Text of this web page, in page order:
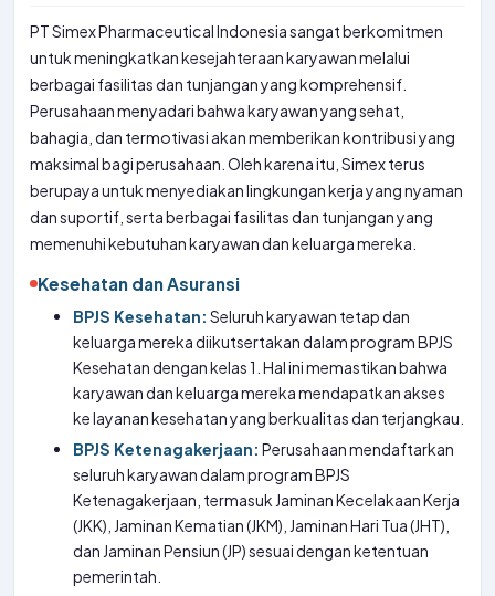
PT Simex Pharmaceutical Indonesia sangat berkomitmen
untuk meningkatkan kesejahteraan karyawan melalui
berbagai fasilitas dan tunjangan yang komprehensif.
Perusahaan menyadari bahwa karyawan yang sehat,
bahagia, dan termotivasi akan memberikan kontribusi yang
maksimal bagi perusahaan. Oleh karena itu, Simex terus
berupaya untuk menyediakan lingkungan kerja yang nyaman
dan suportif, serta berbagai fasilitas dan tunjangan yang
memenuhi kebutuhan karyawan dan keluarga mereka.
Kesehatan dan Asuransi
BPJS Kesehatan: Seluruh karyawan tetap dan
keluarga mereka diikutsertakan dalam program BPJS
Kesehatan dengan kelas 1. Hal ini memastikan bahwa
karyawan dan keluarga mereka mendapatkan akses
ke layanan kesehatan yang berkualitas dan terjangkau.
BPJS Ketenagakerjaan: Perusahaan mendaftarkan
seluruh karyawan dalam program BPJS
Ketenagakerjaan, termasuk Jaminan Kecelakaan Kerja
(JKK), Jaminan Kematian (JKM), Jaminan Hari Tua (JHT),
dan Jaminan Pensiun (JP) sesuai dengan ketentuan
pemerintah.